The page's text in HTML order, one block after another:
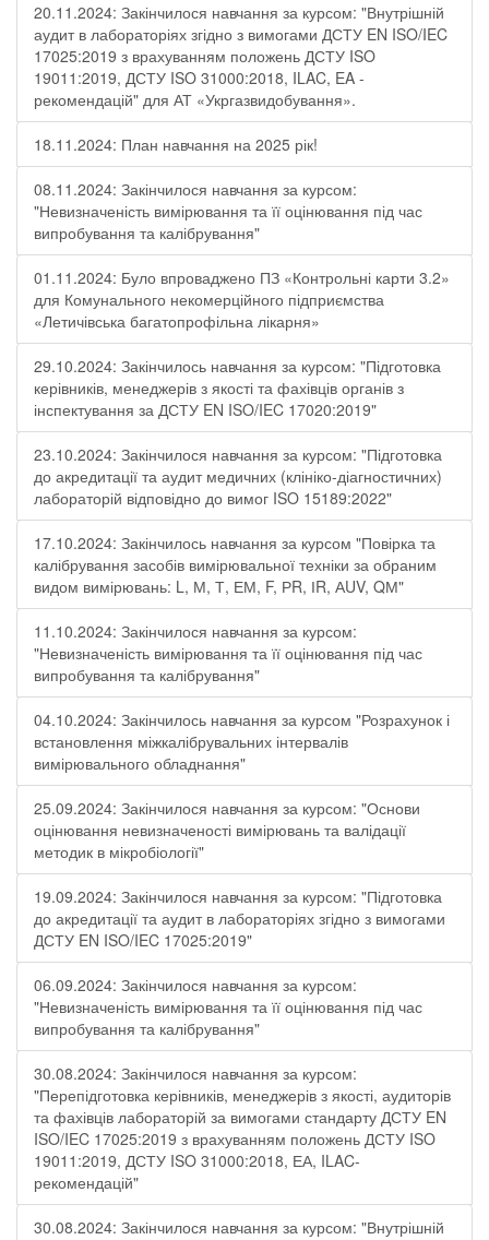
20.11.2024: Закінчилося навчання за курсом: "Внутрішній
аудит в лабораторіях згідно з вимогами ДСТУ EN ISO/IEC
17025:2019 з врахуванням положень ДСТУ ISO
19011:2019, ДСТУ ISO 31000:2018, ILAC, EA -
рекомендацій" для АТ «Укргазвидобування».
18.11.2024: План навчання на 2025 рік!
08.11.2024: Закінчилося навчання за курсом:
"Невизначеність вимірювання та її оцінювання під час
випробування та калібрування"
01.11.2024: Було впроваджено ПЗ «Контрольні карти 3.2»
для Комунального некомерційного підприємства
«Летичівська багатопрофільна лікарня»
29.10.2024: Закінчилось навчання за курсом: "Підготовка
керівників, менеджерів з якості та фахівців органів з
інспектування за ДСТУ EN ISO/IEC 17020:2019"
23.10.2024: Закінчилося навчання за курсом: "Підготовка
до акредитації та аудит медичних (клініко-діагностичних)
лабораторій відповідно до вимог ISO 15189:2022"
17.10.2024: Закінчилось навчання за курсом "Повірка та
калібрування засобів вимірювальної техніки за обраним
видом вимірювань: L, М, Т, ЕМ, F, РR, ІR, АUV, QМ"
11.10.2024: Закінчилося навчання за курсом:
"Невизначеність вимірювання та її оцінювання під час
випробування та калібрування"
04.10.2024: Закінчилось навчання за курсом "Розрахунок і
встановлення міжкалібрувальних інтервалів
вимірювального обладнання"
25.09.2024: Закінчилося навчання за курсом: "Основи
оцінювання невизначеності вимірювань та валідації
методик в мікробіології"
19.09.2024: Закінчилося навчання за курсом: "Підготовка
до акредитації та аудит в лабораторіях згідно з вимогами
ДСТУ EN ISO/IEC 17025:2019"
06.09.2024: Закінчилося навчання за курсом:
"Невизначеність вимірювання та її оцінювання під час
випробування та калібрування"
30.08.2024: Закінчилося навчання за курсом:
"Перепідготовка керівників, менеджерів з якості, аудиторів
та фахівців лабораторій за вимогами стандарту ДСТУ EN
ISO/IEC 17025:2019 з врахуванням положень ДСТУ ISO
19011:2019, ДСТУ ISO 31000:2018, ЕА, ILAC-
рекомендацій"
30.08.2024: Закінчилося навчання за курсом: "Внутрішній